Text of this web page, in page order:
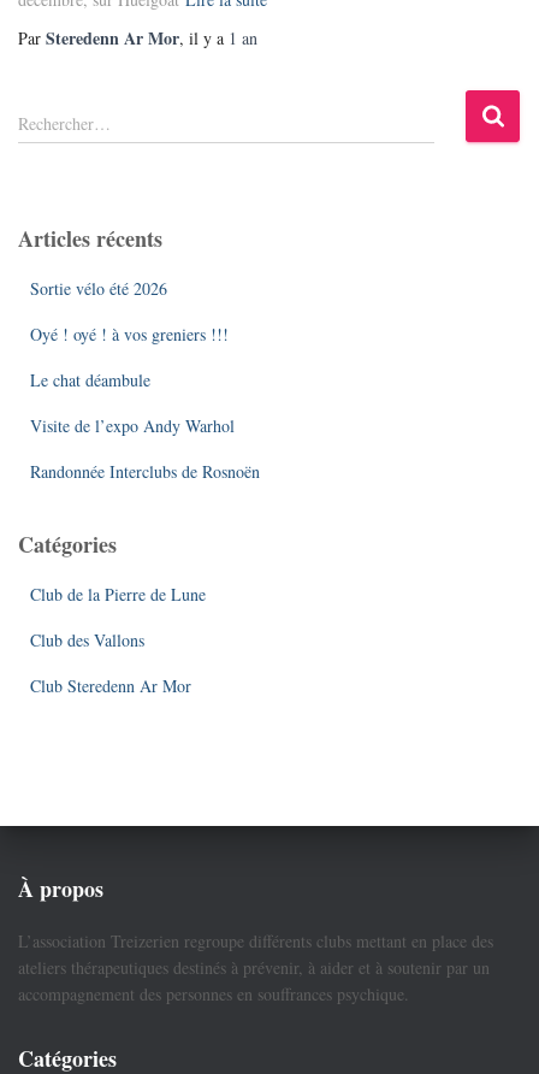
Par Steredenn Ar Mor, il y a 1 an
R
e
r
Rechercher…
Articles récents
Sortie vélo été 2026
Oyé ! oyé ! à vos greniers !!!
Le chat déambule
Visite de l’expo Andy Warhol
Randonnée Interclubs de Rosnoën
Catégories
Club de la Pierre de Lune
Club des Vallons
Club Steredenn Ar Mor
À propos
L’association Treizerien regroupe différents clubs mettant en place des
ateliers thérapeutiques destinés à prévenir, à aider et à soutenir par un
accompagnement des personnes en souffrances psychique.
Catégories